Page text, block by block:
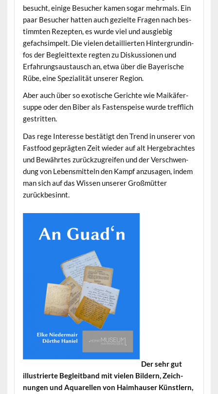
besucht, einige Besuch­er kamen sog­ar mehrmals. Ein
paar Besuch­er hat­ten auch gezielte Fra­gen nach bes­
timmten Rezepten, es wurde viel und aus­giebig
gefach­sim­pelt. Die vie­len detail­lierten Hin­ter­grund­in­
fos der Begleit­texte regten zu Diskus­sio­nen und
Erfahrungsaus­tausch an, etwa über die Bay­erische
Rübe, eine Spezial­ität unser­er Region.
Aber auch über so exo­tis­che Gerichte wie Maikäfer­
suppe oder den Biber als Fas­ten­speise wurde tre­f­flich
gestritten.
Das rege Inter­esse bestätigt den Trend in unser­er von
Fast­food geprägten Zeit wieder auf alt Herge­bracht­es
und Bewährtes zurück­zu­greifen und der Ver­schwen­
dung von Lebens­mit­teln den Kampf anzusagen, indem
man sich auf das Wis­sen unser­er Großmüt­ter
zurückbesinnt.
Der sehr gut
illus­tri­erte Begleit­band mit vie­len Bildern, Zeich­
nun­gen und Aquarellen von Haimhauser Kün­stlern,